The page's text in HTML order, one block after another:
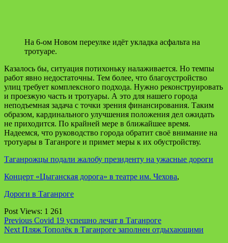
На 6-ом Новом переулке идёт укладка асфальта на
тротуаре.
Казалось бы, ситуация потихоньку налаживается. Но темпы
работ явно недостаточны. Тем более, что благоустройство
улиц требует комплексного подхода. Нужно реконструировать
и проезжую часть и тротуары. А это для нашего города
неподъемная задача с точки зрения финансирования. Таким
образом, кардинального улучшения положения дел ожидать
не приходится. По крайней мере в ближайшее время.
Надеемся, что руководство города обратит своё внимание на
тротуары в Таганроге и примет меры к их обустройству.
Таганрожцы подали жалобу президенту на ужасные дороги
Концерт «Цыганская дорога» в театре им. Чехова,
Дороги в Таганроге
Post Views: 1 261
Continue
Reading
Previous Covid 19 успешно лечат в Таганроге
Next Пляж Тополёк в Таганроге заполнен отдыхающими